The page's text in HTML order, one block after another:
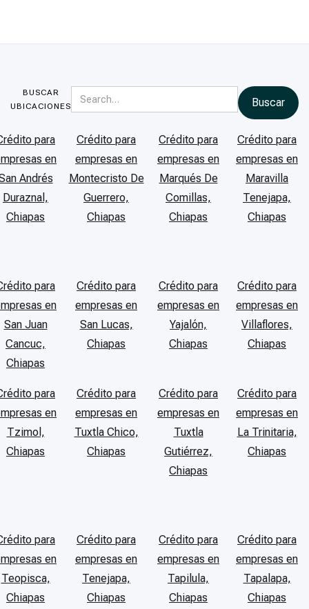
BUSCAR
UBICACIONES
para
en
Andrés
Duraznal,
Chiapas
Crédito para
empresas en
Montecristo De
Guerrero,
Chiapas
Crédito para
empresas en
Marqués De
Comillas,
Chiapas
Crédito para
empresas en
Maravilla
Tenejapa,
Chiapas
para
en
San Juan
Cancuc,
Chiapas
Crédito para
empresas en
San Lucas,
Chiapas
Crédito para
empresas en
Yajalón,
Chiapas
Crédito para
empresas en
Villaflores,
Chiapas
para
en
Tzimol,
Chiapas
Crédito para
empresas en
Tuxtla Chico,
Chiapas
Crédito para
empresas en
Tuxtla
Gutiérrez,
Chiapas
Crédito para
empresas en
La Trinitaria,
Chiapas
para
en
Teopisca,
Chiapas
Crédito para
empresas en
Tenejapa,
Chiapas
Crédito para
empresas en
Tapilula,
Chiapas
Crédito para
empresas en
Tapalapa,
Chiapas